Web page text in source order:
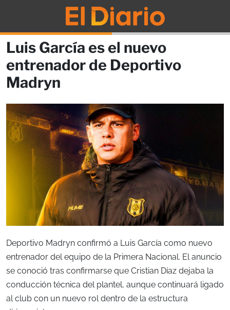
Luis García es el nuevo
entrenador de Deportivo
Madryn
Deportivo Madryn confirmó a Luis García como nuevo
entrenador del equipo de la Primera Nacional. El anuncio
se conoció tras confirmarse que Cristian Díaz dejaba la
conducción técnica del plantel, aunque continuará ligado
al club con un nuevo rol dentro de la estructura